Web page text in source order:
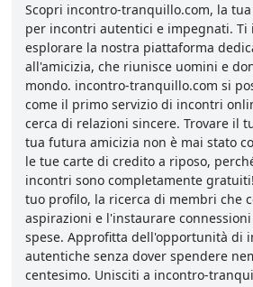
Scopri incontro-tranquillo.com, la
per incontri autentici e impegnati. Ti
esplorare la nostra piattaforma
all'amicizia, che riunisce uomini e
mondo. incontro-tranquillo.com si
come il primo servizio di incontri
cerca di relazioni sincere. Trovare il
tua futura amicizia non è mai stato
le tue carte di credito a riposo,
incontri sono completamente
tuo profilo, la ricerca di membri che
aspirazioni e l'instaurare connessioni
spese. Approfitta dell'opportunità di
autentiche senza dover spendere
centesimo. Unisciti a incontro-